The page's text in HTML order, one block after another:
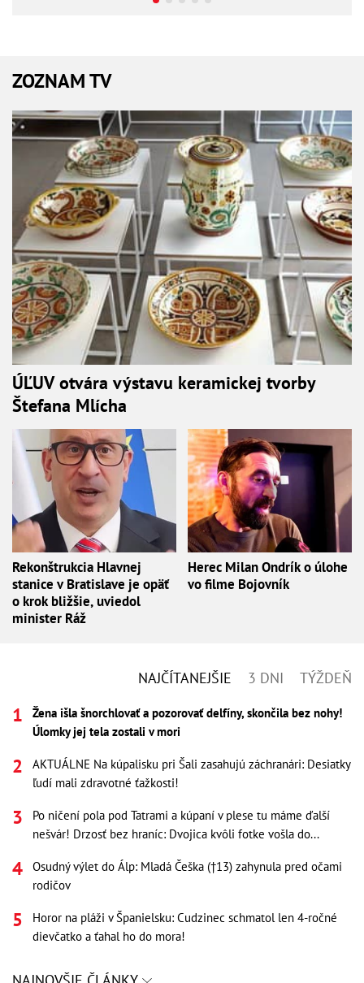
ZOZNAM TV
ÚĽUV otvára výstavu keramickej tvorby
Štefana Mlícha
Rekonštrukcia Hlavnej
stanice v Bratislave je opäť
o krok bližšie, uviedol
minister Ráž
Herec Milan Ondrík o úlohe
vo filme Bojovník
NAJČÍTANEJŠIE 3 DNI TÝŽDEŇ
Žena išla šnorchlovať a pozorovať delfíny, skončila bez nohy!
Úlomky jej tela zostali v mori
AKTUÁLNE Na kúpalisku pri Šali zasahujú záchranári: Desiatky
ľudí mali zdravotné ťažkosti!
Po ničení pola pod Tatrami a kúpaní v plese tu máme ďalší
nešvár! Drzosť bez hraníc: Dvojica kvôli fotke vošla do...
Osudný výlet do Álp: Mladá Češka (†13) zahynula pred očami
rodičov
Horor na pláži v Španielsku: Cudzinec schmatol len 4-ročné
dievčatko a ťahal ho do mora!